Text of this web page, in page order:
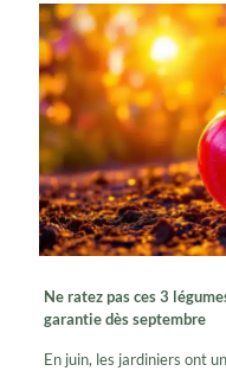
Ne ratez pas ces 3
garantie dès septembre
En juin, les jardiniers ont